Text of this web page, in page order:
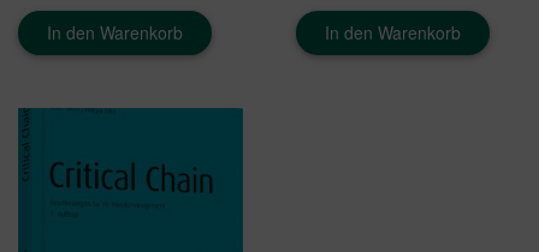
In den Warenkorb In den Warenkorb